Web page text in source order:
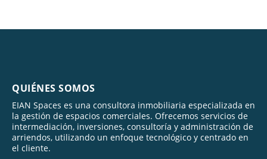
QUIÉNES SOMOS
EIAN Spaces es una consultora inmobiliaria especializada en
la gestión de espacios comerciales. Ofrecemos servicios de
intermediación, inversiones, consultoría y administración de
arriendos, utilizando un enfoque tecnológico y centrado en
el cliente.